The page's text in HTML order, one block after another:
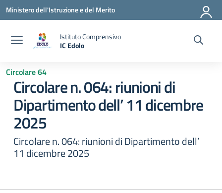
Vai ai contenuti
Vai al menu di navigazione
Vai al footer
Ministero dell'Istruzione e del Merito
Istituto Comprensivo
IC Edolo
Circolare 64
Circolare n. 064: riunioni di
Dipartimento dell’ 11 dicembre
2025
Circolare n. 064: riunioni di Dipartimento dell’
11 dicembre 2025